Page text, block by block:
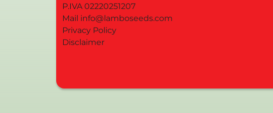
P.IVA 02220251207
Mail info@lamboseeds.com
Privacy Policy
Disclaimer